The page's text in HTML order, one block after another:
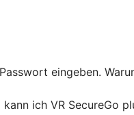
eingeben.
ich VR SecureGo